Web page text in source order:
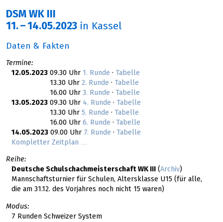
DSM WK III
11. – 14.05.2023 in Kassel
Daten & Fakten
Termine:
12.05.202309.30 Uhr 1. Runde ·
Tabelle
13.30 Uhr 2. Runde ·
Tabelle
16.00 Uhr 3. Runde ·
Tabelle
13.05.202309.30 Uhr 4. Runde ·
Tabelle
13.30 Uhr 5. Runde ·
Tabelle
16.00 Uhr 6. Runde ·
Tabelle
14.05.202309.00 Uhr 7. Runde ·
Tabelle
Kompletter Zeitplan …
Reihe:
Deutsche Schulschachmeisterschaft WK III
(Archiv)
Mannschaftsturnier für Schulen, Altersklasse U15 (für alle,
die am 31.12. des Vorjahres noch nicht 15 waren)
Modus:
7 Runden Schweizer System